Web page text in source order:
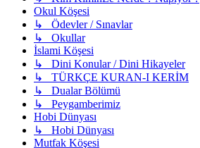
Okul Köşesi
↳ Ödevler / Sınavlar
↳ Okullar
İslami Köşesi
↳ Dini Konular / Dini Hikayeler
↳ TÜRKÇE KURAN-I KERİM
↳ Dualar Bölümü
↳ Peygamberimiz
Hobi Dünyası
↳ Hobi Dünyası
Mutfak Köşesi